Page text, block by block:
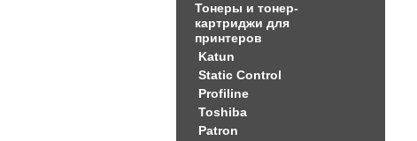
Тонеры и тонер-
картриджи для
принтеров
Katun
Static Control
Profiline
Toshiba
Patron